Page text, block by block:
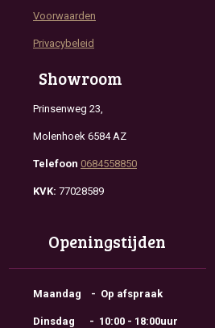
Voorwaarden
Privacybeleid
Showroom
Prinsenweg 23,
Molenhoek 6584 AZ
Telefoon 0684558850
KVK: 77028589
Openingstijden
Maandag - Op afspraak
Dinsdag - 10:00 - 18:00uur